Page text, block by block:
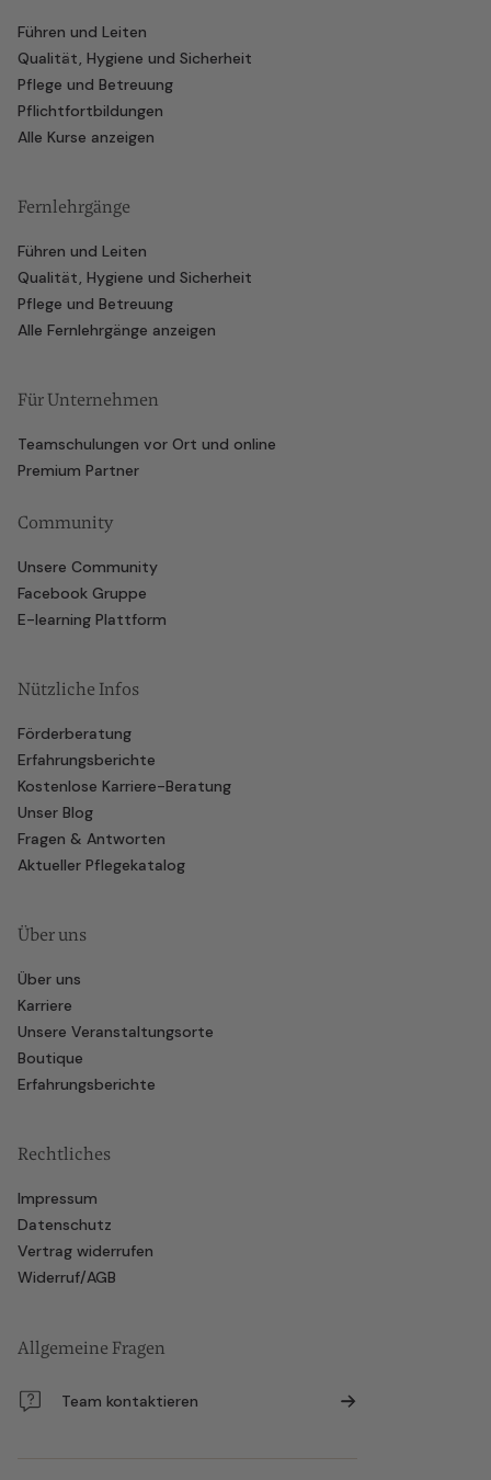
Führen und Leiten
Qualität, Hygiene und Sicherheit
Pflege und Betreuung
Pflichtfortbildungen
Alle Kurse anzeigen
Fernlehrgänge
Führen und Leiten
Qualität, Hygiene und Sicherheit
Pflege und Betreuung
Alle Fernlehrgänge anzeigen
Für Unternehmen
Teamschulungen vor Ort und online
Premium Partner
Community
Unsere Community
Facebook Gruppe
E-learning Plattform
Nützliche Infos
Förderberatung
Erfahrungsberichte
Kostenlose Karriere-Beratung
Unser Blog
Fragen & Antworten
Aktueller Pflegekatalog
Über uns
Über uns
Karriere
Unsere Veranstaltungsorte
Boutique
Erfahrungsberichte
Rechtliches
Impressum
Datenschutz
Vertrag widerrufen
Widerruf/AGB
Allgemeine Fragen
Team kontaktieren